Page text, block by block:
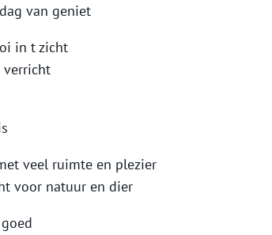
van geniet
in t zicht
verricht
veel ruimte en plezier
voor natuur en dier